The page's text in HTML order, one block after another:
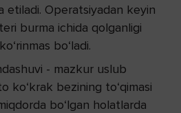
etiladi. Operatsiyadan keyin
burma ichida qolganligi
bo‘ladi.
- mazkur uslub
ko‘krak bezining to‘qimasi
bo‘lgan holatlarda